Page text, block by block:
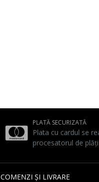
PLATĂ SECURIZATĂ
Plata cu cardul se
procesatorul de
COMENZI ȘI LIVRARE